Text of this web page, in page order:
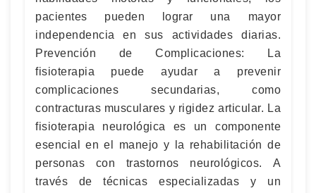
pacientes pueden lograr una mayor
independencia en sus actividades diarias.
Prevención de Complicaciones: La
fisioterapia puede ayudar a prevenir
complicaciones secundarias, como
contracturas musculares y rigidez articular. La
fisioterapia neurológica es un componente
esencial en el manejo y la rehabilitación de
personas con trastornos neurológicos. A
través de técnicas especializadas y un